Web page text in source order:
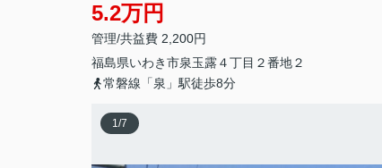
5.2万円
管理/共益費 2,200円
福島県いわき市泉玉露４丁目２番地２
常磐線「泉」駅徒歩8分
1/7